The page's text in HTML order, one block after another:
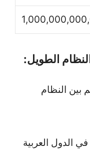
الطويل:
بين النظام
الدول العربية